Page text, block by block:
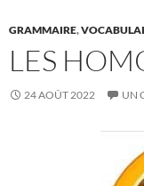
GRAMMAIRE,
LES
24 AOÛT 2022 UN